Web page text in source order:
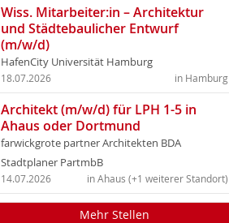
Wiss. Mitarbeiter:in – Architektur
und Städtebaulicher Entwurf
(m/w/d)
HafenCity Universität Hamburg
in Hamburg
18.07.2026
Architekt (m/w/d) für LPH 1-5 in
Ahaus oder Dortmund
farwickgrote partner Architekten BDA
Stadtplaner PartmbB
in Ahaus (+1 weiterer Standort)
14.07.2026
Mehr Stellen